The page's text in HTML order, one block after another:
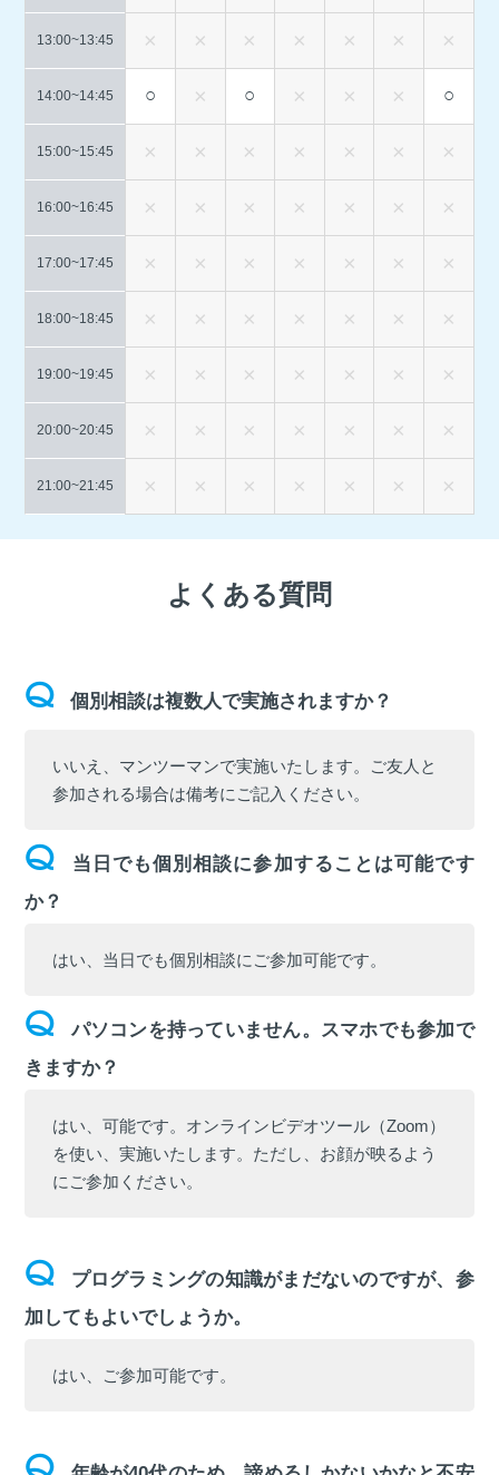
13:00~13:45
14:00~14:45
15:00~15:45
16:00~16:45
17:00~17:45
18:00~18:45
19:00~19:45
20:00~20:45
21:00~21:45
○ ○ ○
よくある質問
個別相談は複数人で実施されますか？
いいえ、マンツーマンで実施いたします。ご友人と
参加される場合は備考にご記入ください。
当日でも個別相談に参加することは可能です
か？
はい、当日でも個別相談にご参加可能です。
パソコンを持っていません。スマホでも参加で
きますか？
はい、可能です。オンラインビデオツール（Zoom）
を使い、実施いたします。ただし、お顔が映るよう
にご参加ください。
プログラミングの知識がまだないのですが、参
加してもよいでしょうか。
はい、ご参加可能です。